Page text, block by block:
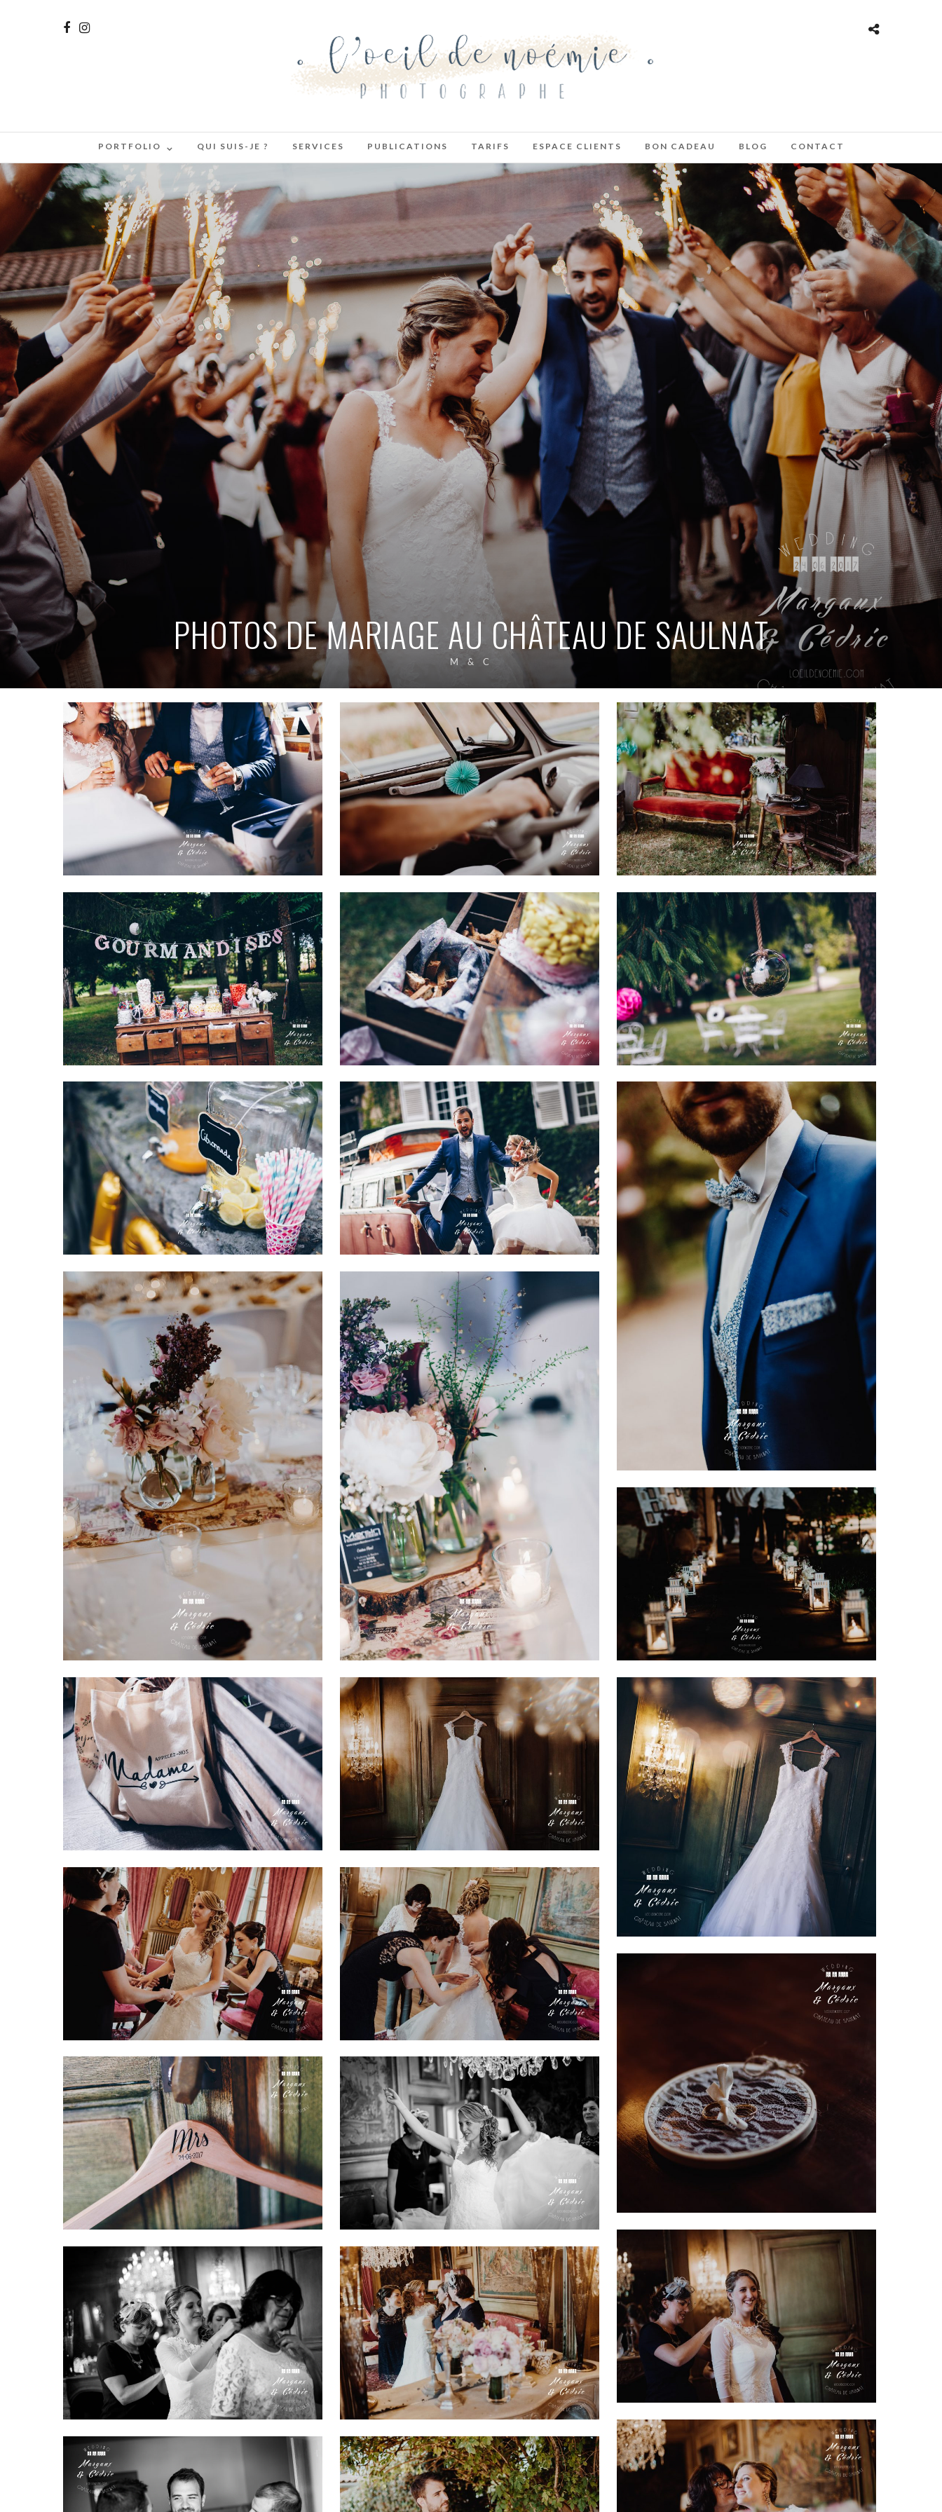
PORTFOLIO QUI SUIS-JE ? SERVICES PUBLICATIONS TARIFS ESPACE CLIENTS BON CADEAU BLOG CONTACT
PHOTOS DE MARIAGE AU CHÂTEAU DE SAULNAT
M & C